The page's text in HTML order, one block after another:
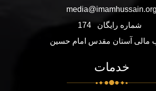
media@imamhussain.org
شماره رایگان
174
مالی آستان مقدس امام حسین
خدمات